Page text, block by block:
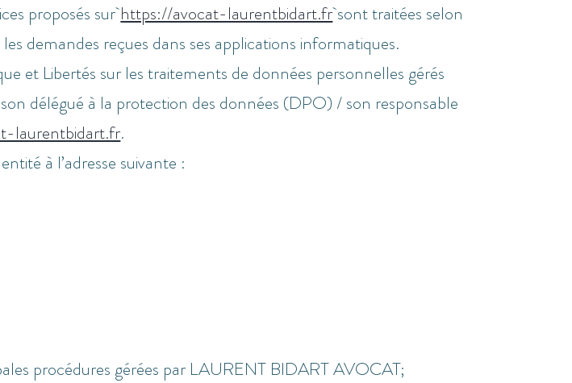
proposés surhttps://avocat-laurentbidart.frsont traitées selon
demandes reçues dans ses applications informatiques.
et Libertés sur les traitements de données personnelles gérés
délégué à la protection des données (DPO) / son responsable
laurentbidart.fr.
à l’adresse suivante :
procédures gérées par LAURENT BIDART AVOCAT;